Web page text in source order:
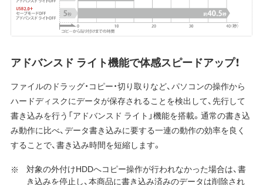
アドバンスド ライト機能で体感スピードアップ！
ファイルのドラッグ・コピー・切り取りなど、パソコンの操作から
ハードディスクにデータが保存されることを検出して、先行して
書き込みを行う「アドバンスド ライト」機能を搭載。通常の書き込
み動作に比べ、データ書き込みに要する一連の動作の効率を良く
することで、書き込み時間を短縮します。
対象の外付けHDDへコピー操作が行われなかった場合は、書
き込みを停止し、本商品に書き込み済みのデータは削除され